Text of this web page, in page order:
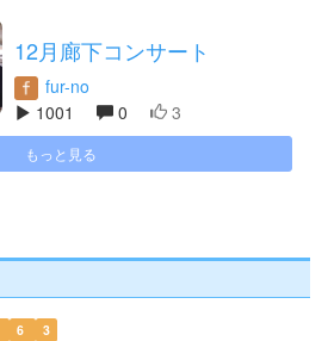
12月廊下コンサート
fur-no
1001
0 3
もっと見る
6 3